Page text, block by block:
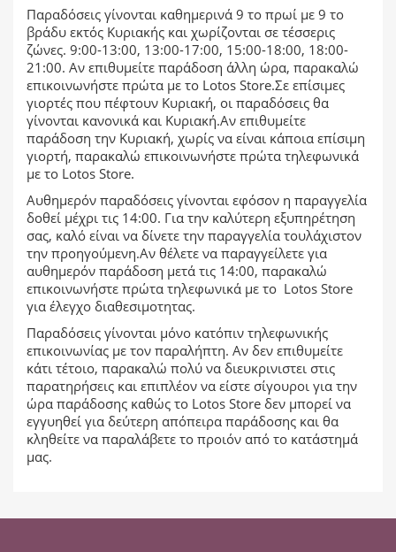
Παραδόσεις γίνονται καθημερινά 9 το πρωί με 9 το
βράδυ εκτός Κυριακής και χωρίζονται σε τέσσερις
ζώνες. 9:00-13:00, 13:00-17:00, 15:00-18:00, 18:00-
21:00. Αν επιθυμείτε παράδοση άλλη ώρα, παρακαλώ
επικοινωνήστε πρώτα με το Lotos Store.Σε επίσιμες
γιορτές που πέφτουν Κυριακή, οι παραδόσεις θα
γίνονται κανονικά και Κυριακή.Αν επιθυμείτε
παράδοση την Κυριακή, χωρίς να είναι κάποια επίσιμη
γιορτή, παρακαλώ επικοινωνήστε πρώτα τηλεφωνικά
με το Lotos Store.
Αυθημερόν παραδόσεις γίνονται εφόσον η παραγγελία
δοθεί μέχρι τις 14:00. Για την καλύτερη εξυπηρέτηση
σας, καλό είναι να δίνετε την παραγγελία τουλάχιστον
την προηγούμενη.Αν θέλετε να παραγγείλετε για
αυθημερόν παράδοση μετά τις 14:00, παρακαλώ
επικοινωνήστε πρώτα τηλεφωνικά με το Lotos Store
για έλεγχο διαθεσιμοτητας.
Παραδόσεις γίνονται μόνο κατόπιν τηλεφωνικής
επικοινωνίας με τον παραλήπτη. Αν δεν επιθυμείτε
κάτι τέτοιο, παρακαλώ πολύ να διευκρινιστει στις
παρατηρήσεις και επιπλέον να είστε σίγουροι για την
ώρα παράδοσης καθώς το Lotos Store δεν μπορεί να
εγγυηθεί για δεύτερη απόπειρα παράδοσης και θα
κληθείτε να παραλάβετε το προιόν από το κατάστημά
μας.